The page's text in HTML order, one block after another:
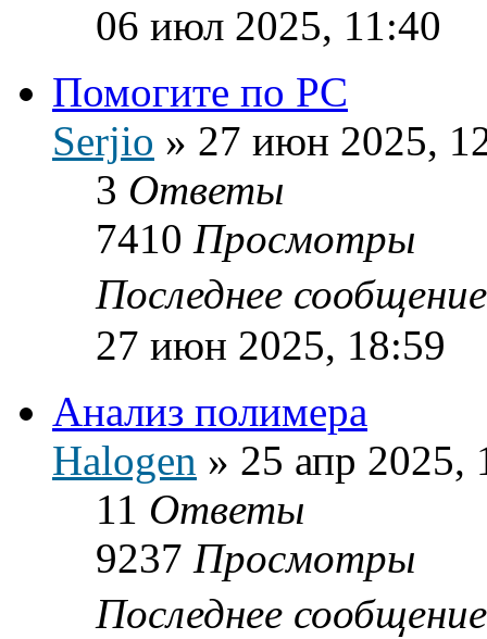
06 июл 2025, 11:40
Помогите по PC
Serjio » 27 июн 2025,
3 Ответы
7410 Просмотры
Последнее
27 июн 2025, 18:59
Анализ полимера
Halogen » 25 апр 2025,
11 Ответы
9237 Просмотры
Последнее